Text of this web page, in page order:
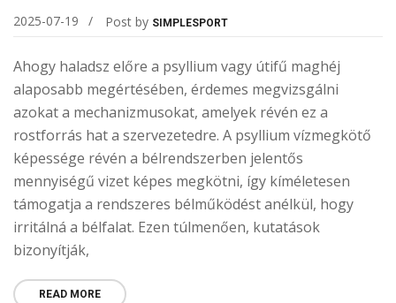
2025-07-19 Post by SIMPLESPORT
Ahogy haladsz előre a psyllium vagy útifű maghéj
alaposabb megértésében, érdemes megvizsgálni
azokat a mechanizmusokat, amelyek révén ez a
rostforrás hat a szervezetedre. A psyllium vízmegkötő
képessége révén a bélrendszerben jelentős
mennyiségű vizet képes megkötni, így kíméletesen
támogatja a rendszeres bélműködést anélkül, hogy
irritálná a bélfalat. Ezen túlmenően, kutatások
bizonyítják,
READ MORE